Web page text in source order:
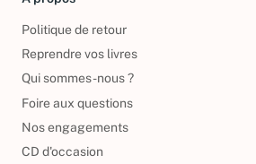
Politique de retour
Reprendre vos livres
Qui sommes-nous ?
Foire aux questions
Nos engagements
CD d'occasion